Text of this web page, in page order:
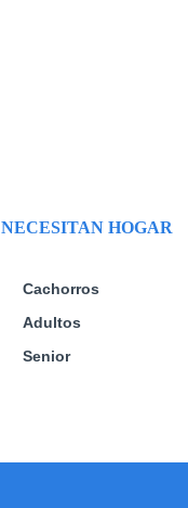
NECESITAN HOGAR
Cachorros
Adultos
Senior